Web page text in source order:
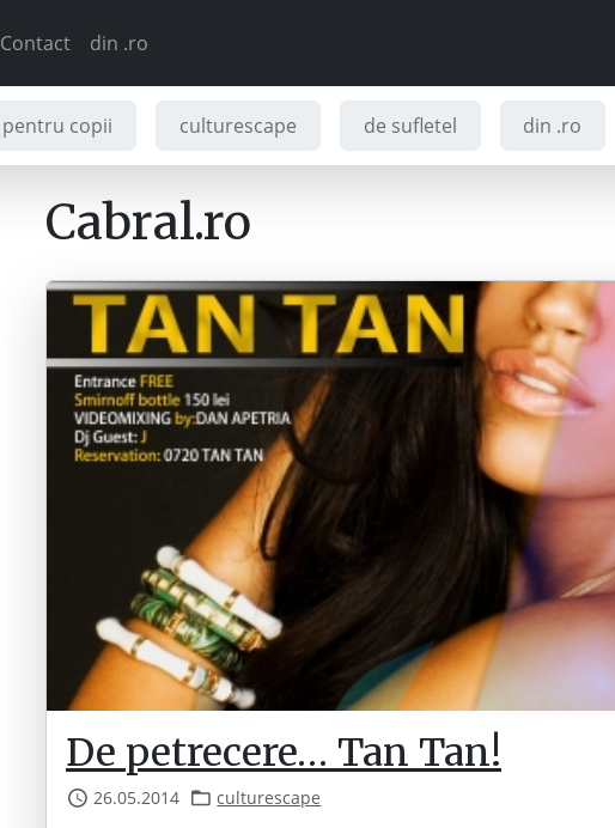
Contact din .ro
pentru copii culturescape de sufletel din .ro
Cabral.ro
De petrecere… Tan Tan!
26.05.2014 culturescape